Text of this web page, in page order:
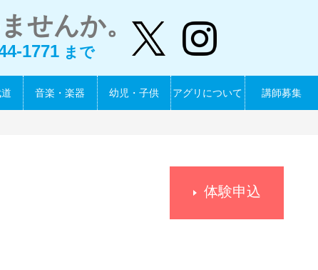
せんか。
1771 まで
音楽・楽器 幼児・子供 アグリについて 講師募集
体験申込